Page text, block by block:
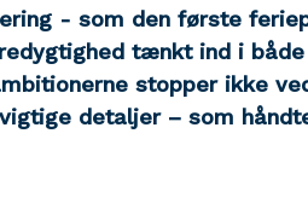
- som den første
tænkt ind i
stopper ikke
detaljer – som